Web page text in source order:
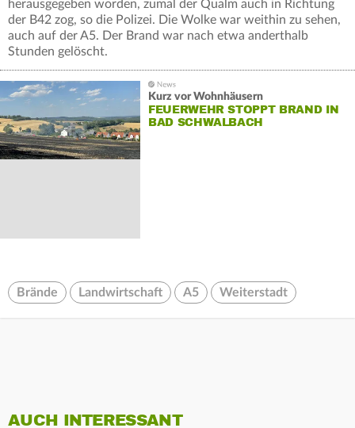
herausgegeben worden, zumal der Qualm auch in Richtung
der B42 zog, so die Polizei. Die Wolke war weithin zu sehen,
auch auf der A5. Der Brand war nach etwa anderthalb
Stunden gelöscht.
Kurz vor Wohnhäusern
FEUERWEHR STOPPT BRAND IN
BAD SCHWALBACH
Brände Landwirtschaft A5 Weiterstadt
AUCH INTERESSANT